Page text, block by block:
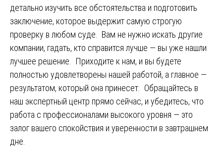
детально изучить все обстоятельства и подготовить
заключение, которое выдержит самую строгую
проверку в любом суде. Вам не нужно искать другие
компании, гадать, кто справится лучше — вы уже нашли
лучшее решение. Приходите к нам, и вы будете
полностью удовлетворены нашей работой, а главное —
результатом, который она принесет. Обращайтесь в
наш экспертный центр прямо сейчас, и убедитесь, что
работа с профессионалами высокого уровня — это
залог вашего спокойствия и уверенности в завтрашнем
дне.